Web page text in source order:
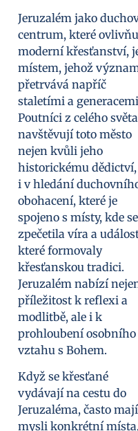
Jeruzalém jako
centrum, které
moderní křesťanství,
místem, jehož
přetrvává napříč
staletími a
Poutníci z celého světa
navštěvují toto město
nejen kvůli jeho
historickému dědictví,
i v hledání
obohacení, které je
spojeno s místy, kde se
zpečetila víra a
které formovaly
křesťanskou tradici.
Jeruzalém nabízí
příležitost k reflexi a
modlitbě, ale i k
prohloubení osobního
vztahu s Bohem.
Když se křesťané
vydávají na cestu do
Jeruzaléma, často
mysli konkrétní